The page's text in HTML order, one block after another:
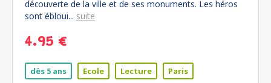
découverte de la ville et de ses monuments. Les héros
sont ébloui... suite
4.95 €
dès 5 ans Ecole Lecture Paris